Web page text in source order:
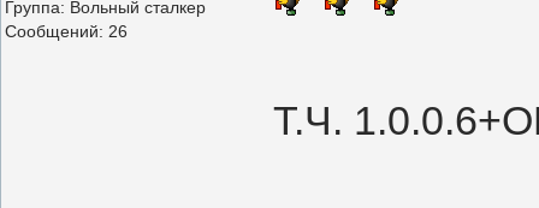
Группа: Вольный сталкер
Сообщений: 26
Т.Ч.